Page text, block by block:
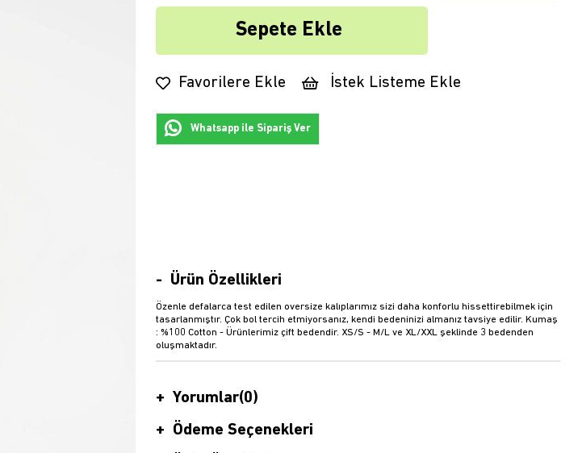
Favorilere Ekle İstek Listeme Ekle
Whatsapp ile Sipariş Ver
Ürün Özellikleri
Özenle defalarca test edilen oversize kalıplarımız sizi daha konforlu hissettirebilmek için
tasarlanmıştır. Çok bol tercih etmiyorsanız, kendi bedeninizi almanız tavsiye edilir. Kumaş
: %100 Cotton - Ürünlerimiz çift bedendir. XS/S - M/L ve XL/XXL şeklinde 3 bedenden
oluşmaktadır.
Yorumlar(0)
Ödeme Seçenekleri